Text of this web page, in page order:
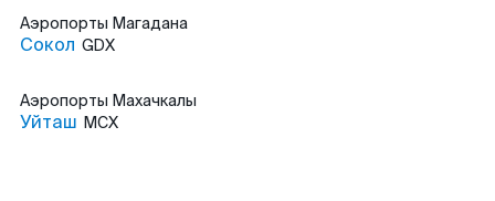
Аэропорты Магадана
Сокол GDX
Аэропорты Махачкалы
Уйташ MCX